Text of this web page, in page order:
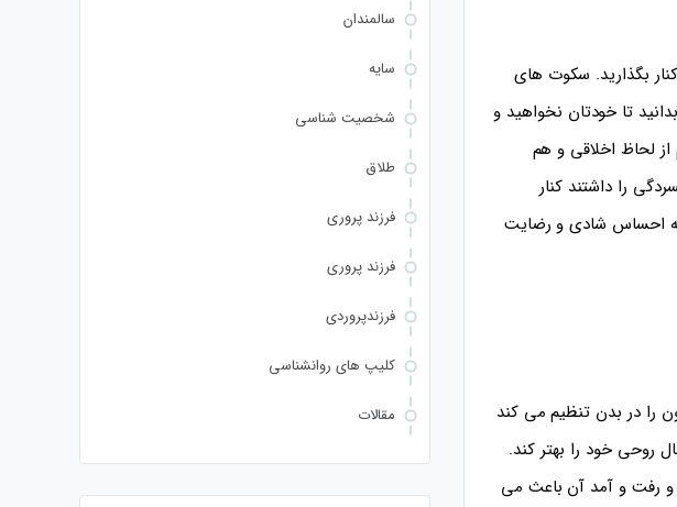
بگذارید. سکوت های
تا خودتان نخواهید و
لحاظ اخلاقی و هم
را داشتند کنار
که احساس شادی و رضایت
را در بدن تنظیم می کند
روحی خود را بهتر کند.
و رفت و آمد آن باعث می
سالمندان
سایه
شخصیت شناسی
طلاق
فرزند پروری
فرزند پروری
فرزندپروردی
کلیپ های روانشناسی
مقالات